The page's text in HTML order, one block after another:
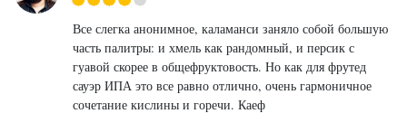
Все слегка анонимное, каламанси заняло собой большую
часть палитры: и хмель как рандомный, и персик с
гуавой скорее в общефруктовость. Но как для фрутед
сауэр ИПА это все равно отлично, очень гармоничное
сочетание кислины и горечи. Каеф